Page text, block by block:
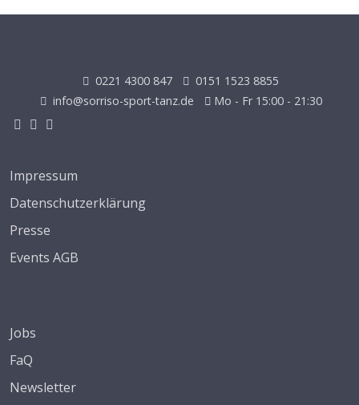
0221 4300 847
0151 1523 8855
info@sorriso-sport-tanz.de
Mo - Fr 15:00 - 21:30
Impressum
Datenschutzerklärung
Presse
Events AGB
Jobs
FaQ
Newsletter